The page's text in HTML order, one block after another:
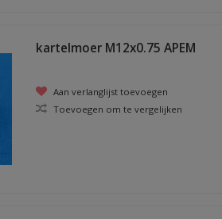
kartelmoer M12x0.75 APEM
Aan verlanglijst toevoegen
Toevoegen om te vergelijken